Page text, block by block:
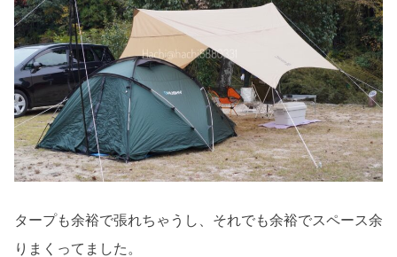
タープも余裕で張れちゃうし、それでも余裕でスペース余
りまくってました。